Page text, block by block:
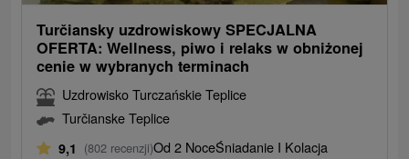
Turčiansky uzdrowiskowy SPECJALNA
OFERTA: Wellness, piwo i relaks w obniżonej
cenie w wybranych terminach
Uzdrowisko Turczańskie Teplice
Turčianske Teplice
9,1 (802 recenzji)Od 2 NoceŚniadanie I Kolacja